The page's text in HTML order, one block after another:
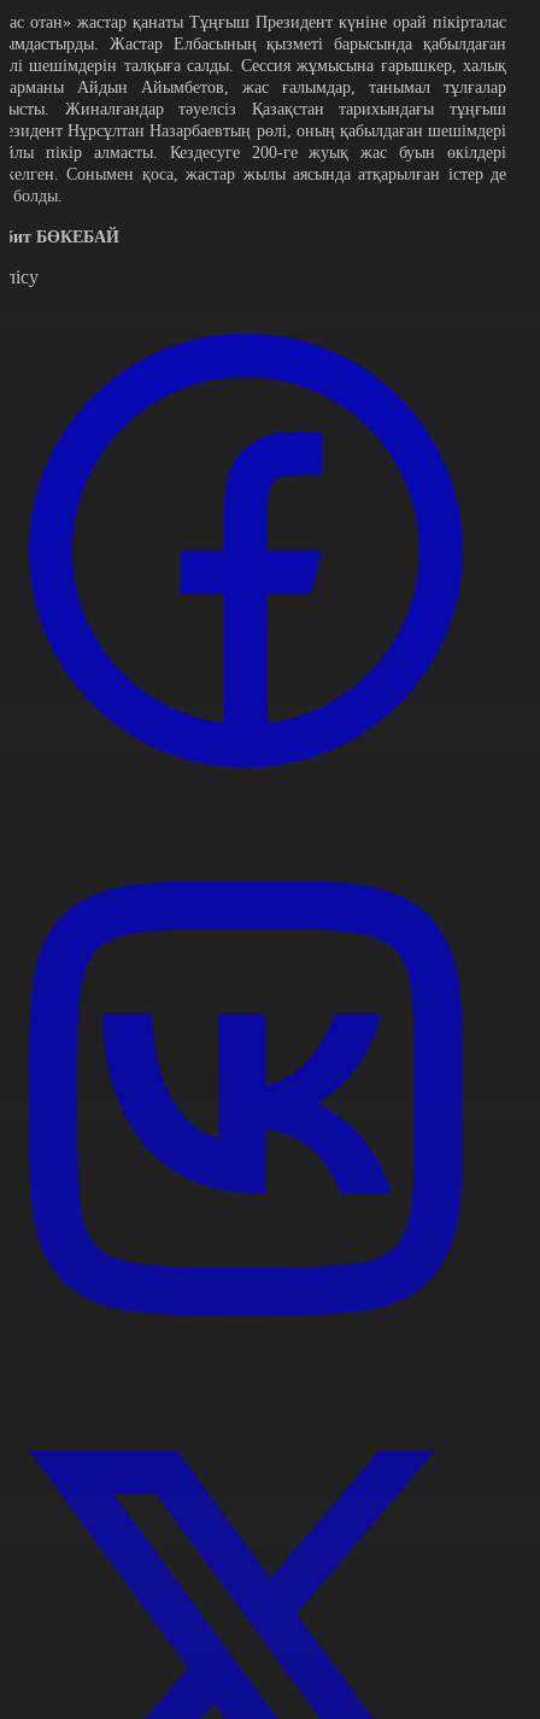
отан» жастар қанаты Тұңғыш Президент күніне орай пікірталас
Жастар Елбасының қызметі барысында қабылдаған
шешімдерін талқыға салды. Сессия жұмысына ғарышкер, халық
Айдын Айымбетов, жас ғалымдар, танымал тұлғалар
Жиналғандар тәуелсіз Қазақстан тарихындағы тұңғыш
Нұрсұлтан Назарбаевтың рөлі, оның қабылдаған шешімдері
пікір алмасты. Кездесуге 200-ге жуық жас буын өкілдері
Сонымен қоса, жастар жылы аясында атқарылған істер де
болды.
БӨКЕБАЙ